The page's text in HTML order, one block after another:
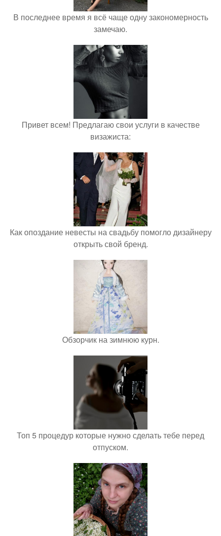
В последнее время я всё чаще одну закономерность
замечаю.
Привет всем! Предлагаю свои услуги в качестве
визажиста:
Как опоздание невесты на свадьбу помогло дизайнеру
открыть свой бренд.
Обзорчик на зимнюю курн.
Топ 5 процедур которые нужно сделать тебе перед
отпуском.